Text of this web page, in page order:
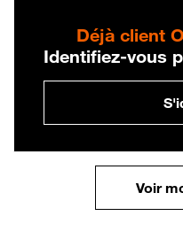
Déjà client
Identifiez-vous
Voir